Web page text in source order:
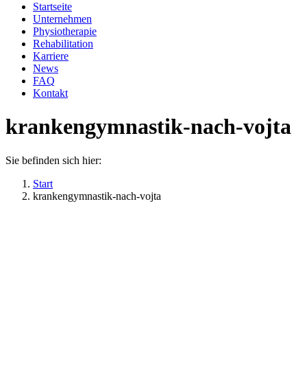
Startseite
Unternehmen
Physiotherapie
Rehabilitation
Karriere
News
FAQ
Kontakt
krankengymnastik-nach-vojta
Sie befinden sich hier:
Start
krankengymnastik-nach-vojta